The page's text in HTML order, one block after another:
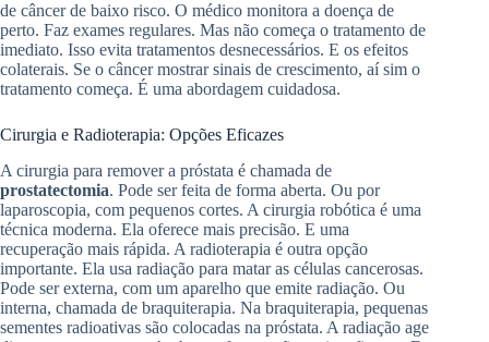
de câncer de baixo risco. O médico monitora a doença de
perto. Faz exames regulares. Mas não começa o tratamento de
imediato. Isso evita tratamentos desnecessários. E os efeitos
colaterais. Se o câncer mostrar sinais de crescimento, aí sim o
tratamento começa. É uma abordagem cuidadosa.
Cirurgia e Radioterapia: Opções Eficazes
A cirurgia para remover a próstata é chamada de
prostatectomia. Pode ser feita de forma aberta. Ou por
laparoscopia, com pequenos cortes. A cirurgia robótica é uma
técnica moderna. Ela oferece mais precisão. E uma
recuperação mais rápida. A radioterapia é outra opção
importante. Ela usa radiação para matar as células cancerosas.
Pode ser externa, com um aparelho que emite radiação. Ou
interna, chamada de braquiterapia. Na braquiterapia, pequenas
sementes radioativas são colocadas na próstata. A radiação age